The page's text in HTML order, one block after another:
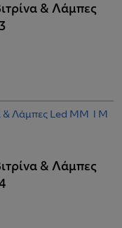
& Λάμπες
& Λάμπες